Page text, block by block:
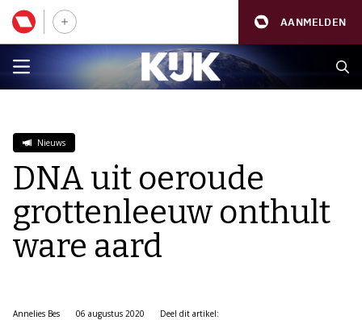
AANMELDEN
Nieuws
DNA uit oeroude
grottenleeuw onthult
ware aard
Annelies Bes
06 augustus 2020
Deel dit artikel: